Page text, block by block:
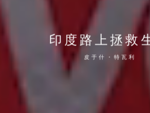
印度路上拯救
皮于什・特瓦利